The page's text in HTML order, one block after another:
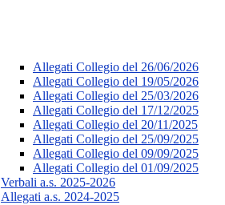
Allegati Collegio del 26/06/2026
Allegati Collegio del 19/05/2026
Allegati Collegio del 25/03/2026
Allegati Collegio del 17/12/2025
Allegati Collegio del 20/11/2025
Allegati Collegio del 25/09/2025
Allegati Collegio del 09/09/2025
Allegati Collegio del 01/09/2025
Verbali a.s. 2025-2026
Allegati a.s. 2024-2025